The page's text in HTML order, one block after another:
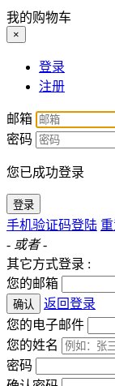
我的购物车
×
登录
注册
邮箱
密码
您已成功登录
登录
手机验证码登陆
- 或者 -
其它方式登录 :
您的邮箱
确认
返回登录
您的电子邮件
您的姓名
密码